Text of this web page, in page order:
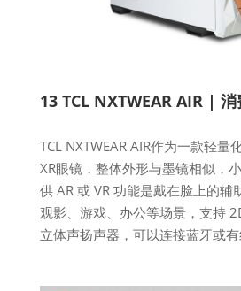
13 TCL NXTWEAR AIR |
TCL NXTWEAR AIR作为一款轻量
XR眼镜，整体外形与墨镜相似，
供 AR 或 VR 功能是戴在脸上的辅
观影、游戏、办公等场景，支持
立体声扬声器，可以连接蓝牙或有